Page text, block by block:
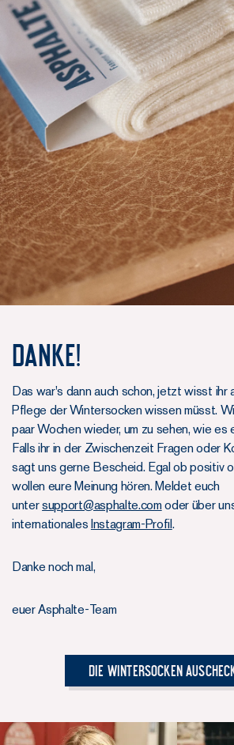
Danke!
Das war's dann auch schon, jetzt wisst ihr
Pflege der Wintersocken wissen müsst.
paar Wochen wieder, um zu sehen, wie
Falls ihr in der Zwischenzeit Fragen oder
sagt uns gerne Bescheid. Egal ob positiv
wollen eure Meinung hören. Meldet euch
untersupport@asphalte.comoder über
internationales Instagram-Profil.
Danke noch mal,
euer Asphalte-Team
Die Wintersocken